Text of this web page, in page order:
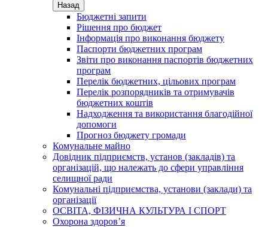
Назад
Бюджетні запити
Рішення про бюджет
Інформація про виконання бюджету
Паспорти бюджетних програм
Звіти про виконання паспортів бюджетних
програм
Перелік бюджетних, цільових програм
Перелік розпорядників та отримувачів
бюджетних коштів
Надходження та використання благодійної
допомоги
Прогноз бюджету громади
Комунальне майно
Довідник підприємств, установ (закладів) та
організацій, що належать до сфери управління
селищної ради
Комунальні підприємства, установи (заклади) та
організації
ОСВІТА, ФІЗИЧНА КУЛЬТУРА І СПОРТ
Охорона здоров’я